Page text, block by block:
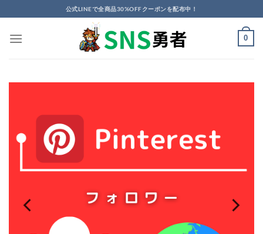
to
content
公式LINEで全商品30%OFFクーポンを配布中！
0